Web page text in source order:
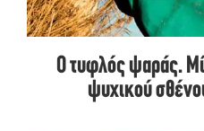
Ο τυφλός ψαράς.
ψυχικού